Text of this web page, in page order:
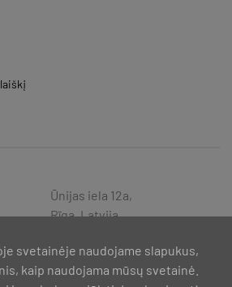
Ūnijas iela 12a,
Rīga, Latvija
svetainėje naudojame slapukus,
kaip naudojama mūsų svetainė.